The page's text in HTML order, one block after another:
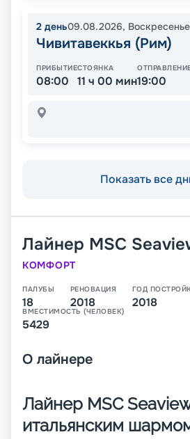
2 день09.08.2026, Воскресенье
Чивитавеккья (Рим)
ПРИБЫТИЕ
08:00
СТОЯНКА
11 ч 00 мин19:00
Показать все
Лайнер MSC
КОМФОРТ
ПАЛУБЫ
18
РЕНОВАЦИЯ
2018
ГОД
2018
ВМЕСТИМОСТЬ (ЧЕЛОВЕК)
5429
О лайнере
Лайнер MSC
итальянским